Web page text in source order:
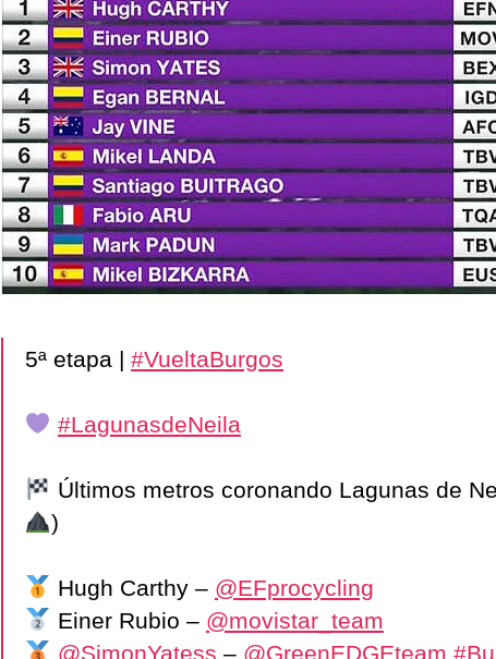
5ª etapa | #VueltaBurgos
#LagunasdeNeila
Últimos metros coronando Lagunas de
)
Hugh Carthy – @EFprocycling
Einer Rubio – @movistar_team
@SimonYatess – @GreenEDGEteam